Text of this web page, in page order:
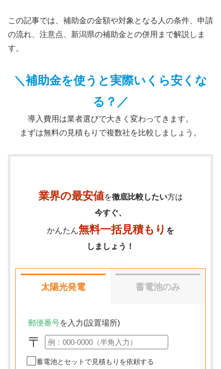
この記事では、補助金の金額や対象となる人の条件、申請
の流れ、注意点、新潟県の補助金との併用まで解説しま
す。
＼補助金を使うと実際いくら安くな
る？／
導入費用は業者選びで大きく変わってきます。
まずは無料の見積もりで複数社を比較しましょう。
業界の最安値を徹底比較したい方は
今すぐ、
かんたん無料一括見積もり を
しましょう！
太陽光発電 蓄電池のみ
郵便番号を入力(設置場所)
〒
蓄電池とセットで見積もりを依頼する